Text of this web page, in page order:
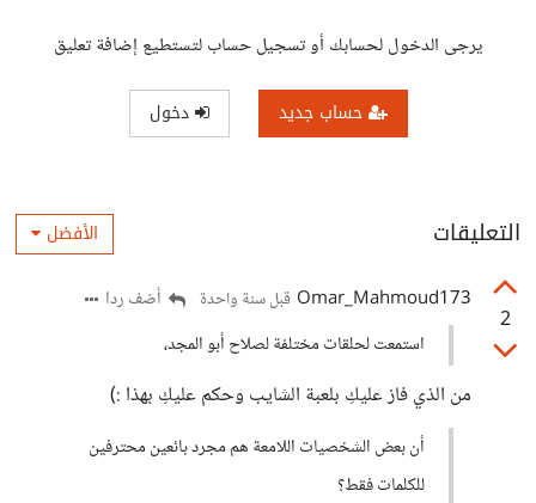
يرجى الدخول لحسابك أو تسجيل حساب لتستطيع إضافة تعليق
حساب جديد دخول
التعليقات الأفضل
2
Omar_Mahmoud173 قبل سنة واحدة
أضف ردا
استمعت لحلقات مختلفة لصلاح أبو المجد،
من الذي فاز عليكِ بلعبة الشايب وحكم عليكِ بهذا :)
أن بعض الشخصيات اللامعة هم مجرد بائعين محترفين
للكلمات فقط؟